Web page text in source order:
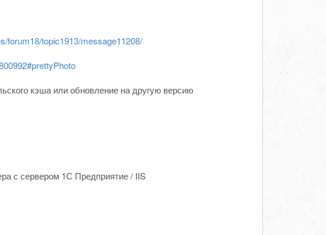
forum18/topic1913/message11208/
кэша или обновление на другую версию
с сервером 1С Предприятие / IIS